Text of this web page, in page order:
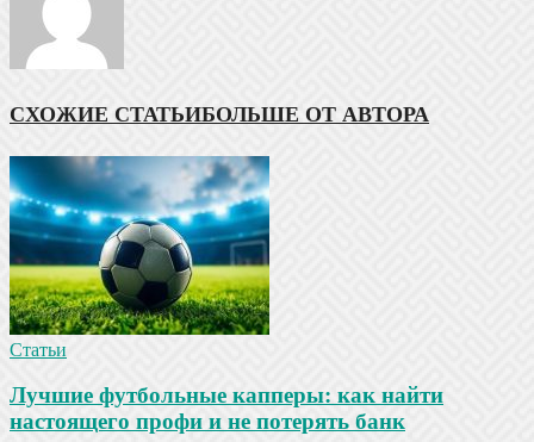
СХОЖИЕ СТАТЬИБОЛЬШЕ ОТ АВТОРА
Статьи
Лучшие футбольные капперы: как найти
настоящего профи и не потерять банк